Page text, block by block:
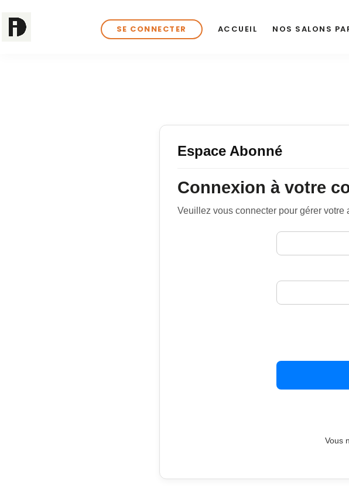
SE CONNECTER ACCUEIL NOS SALONS
Espace Abonné
Connexion à votre
Veuillez vous connecter pour gérer
Vous